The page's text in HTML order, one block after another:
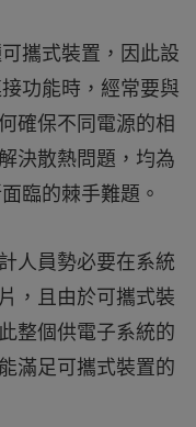
攜式裝置，因此設
功能時，經常要與
確保不同電源的相
決散熱問題，均為
臨的棘手難題。
人員勢必要在系統
，且由於可攜式裝
整個供電子系統的
滿足可攜式裝置的